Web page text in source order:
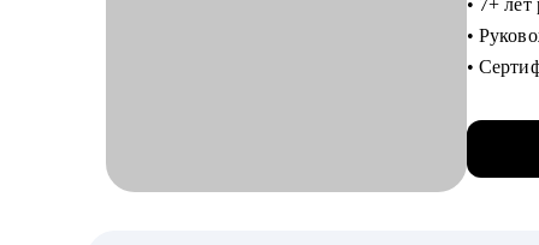
•
•
• 7+
•
•